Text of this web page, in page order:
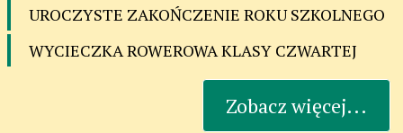
UROCZYSTE ZAKOŃCZENIE ROKU SZKOLNEGO
WYCIECZKA ROWEROWA KLASY CZWARTEJ
Zobacz więcej...